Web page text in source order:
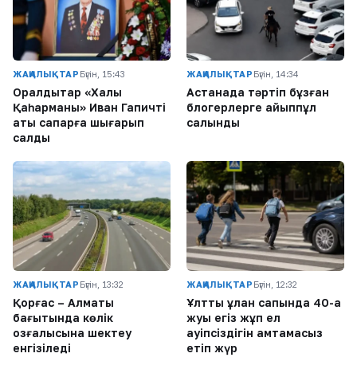
ЖАҢАЛЫҚТАР Бүгін, 15:43
Оралдықтар «Халық
Қаһарманы» Иван Гапичті
ақтық сапарға шығарып
салды
ЖАҢАЛЫҚТАР Бүгін, 14:34
Астанада тәртіп бұзған
блогерлерге айыппұл
салынды
ЖАҢАЛЫҚТАР Бүгін, 13:32
Қорғас – Алматы
бағытында көлік
қозғалысына шектеу
енгізіледі
ЖАҢАЛЫҚТАР Бүгін, 12:32
Ұлттық ұлан сапында 40-қа
жуық егіз жұп ел
қауіпсіздігін қамтамасыз
етіп жүр